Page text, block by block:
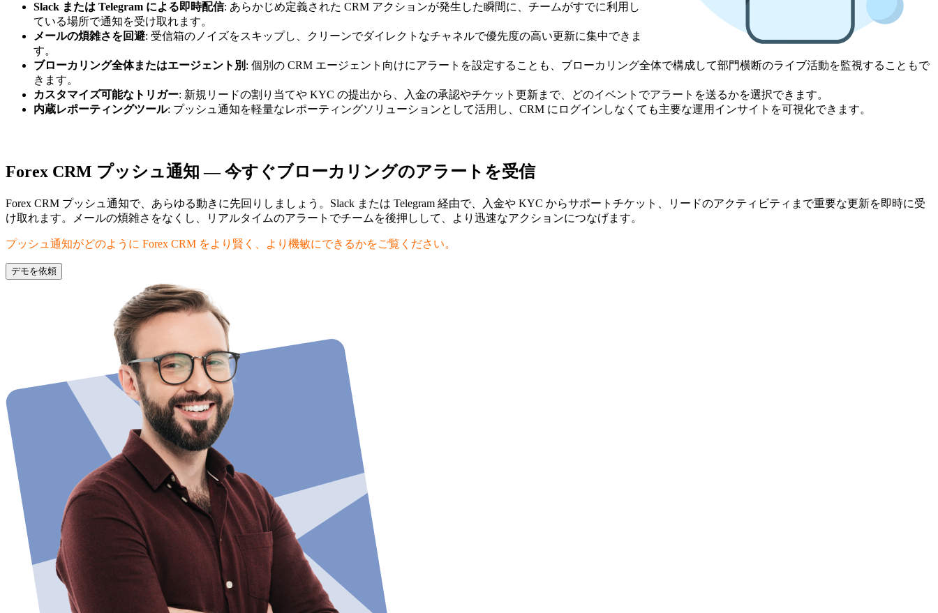
Slack または Telegram による即時配信: あらかじめ定義された CRM アクションが発生した瞬間に、チームがすでに利用し
ている場所で通知を受け取れます。
メールの煩雑さを回避: 受信箱のノイズをスキップし、クリーンでダイレクトなチャネルで優先度の高い更新に集中できま
す。
ブローカリング全体またはエージェント別 : 個別の CRM エージェント向けにアラートを設定することも、ブローカリング全体で構成して部門横断のライブ活動を監視することもで
きます。
カスタマイズ可能なトリガー: 新規リードの割り当てや KYC の提出から、入金の承認やチケット更新まで、どのイベントでアラートを送るかを選択できます。
内蔵レポーティングツール: プッシュ通知を軽量なレポーティングソリューションとして活用し、CRM にログインしなくても主要な運用インサイトを可視化できます。
Forex CRM プッシュ通知 — 今すぐブローカリングのアラートを受信
Forex CRM プッシュ通知で、あらゆる動きに先回りしましょう。Slack または Telegram 経由で、入金や KYC からサポートチケット、リードのアクティビティまで重要な更新を即時に受
け取れます。メールの煩雑さをなくし、リアルタイムのアラートでチームを後押しして、より迅速なアクションにつなげます。
プッシュ通知がどのように Forex CRM をより賢く、より機敏にできるかをご覧ください。
デモを依頼